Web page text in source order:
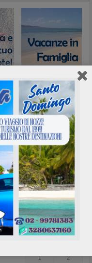
1 2